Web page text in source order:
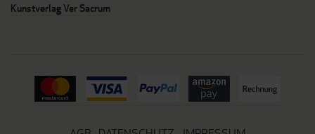
Kunstverlag Ver Sacrum